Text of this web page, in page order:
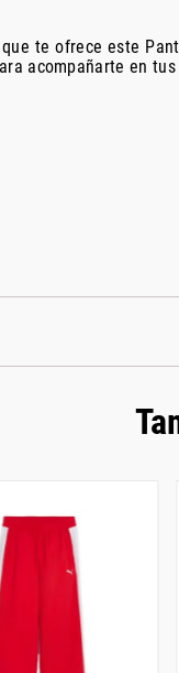
te ofrece este
acompañarte en